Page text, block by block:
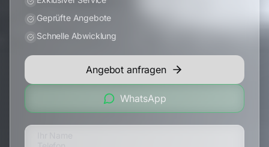
Geprüfte Angebote
Schnelle Abwicklung
Angebot anfragen
WhatsApp